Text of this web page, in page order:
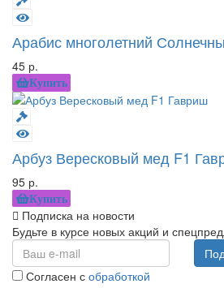
Арабис многолетний
45 р.
Купить
Арбуз Вересковый мед F1
95 р.
Купить
Подписка на новости
Будьте в курсе новых акций и
Согласен с обработкой